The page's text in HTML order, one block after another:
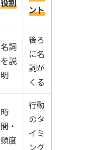
役割
ント
名詞
を説
明
後ろ
に名
詞が
くる
時
間・
頻度
行動
のタ
イミ
ング